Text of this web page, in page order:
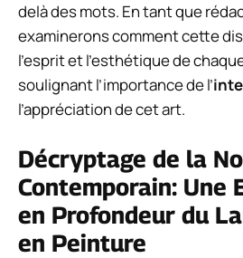
delà des mots. En tant que
examinerons comment cette
l’esprit et l’esthétique de
soulignant l’importance de l’
l’appréciation de cet art.
Décryptage de la
Contemporain: Une
en Profondeur du
en Peinture